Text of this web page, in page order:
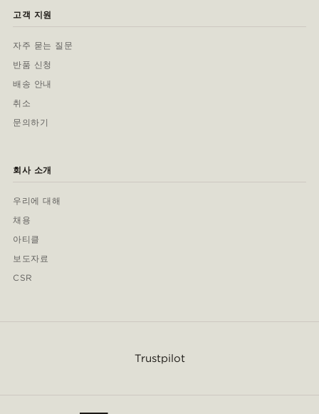
고객 지원
자주 묻는 질문
반품 신청
배송 안내
취소
문의하기
회사 소개
우리에 대해
채용
아티클
보도자료
CSR
Trustpilot